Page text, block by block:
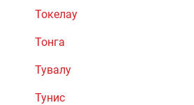
Токелау
Тонга
Тувалу
Тунис